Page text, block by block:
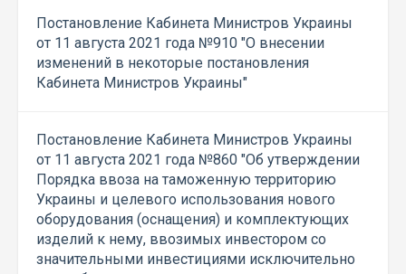
Постановление Кабинета Министров Украины
от 11 августа 2021 года №910 "О внесении
изменений в некоторые постановления
Кабинета Министров Украины"
Постановление Кабинета Министров Украины
от 11 августа 2021 года №860 "Об утверждении
Порядка ввоза на таможенную территорию
Украины и целевого использования нового
оборудования (оснащения) и комплектующих
изделий к нему, ввозимых инвестором со
значительными инвестициями исключительно